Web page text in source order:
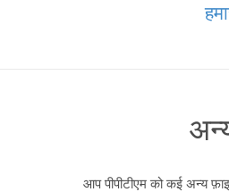
आप पीपीटीएम को कई अन्य